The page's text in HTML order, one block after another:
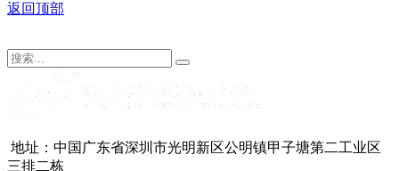
返回顶部
地址：中国广东省深圳市光明新区公明镇甲子塘第二工业区
三排二栋